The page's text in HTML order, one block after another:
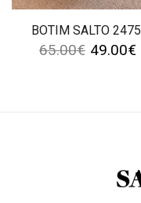
BOTIM SALTO 2475I
65.00€ 49.00€